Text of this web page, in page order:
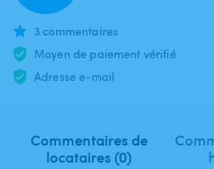
3 commentaires
Moyen de paiement vérifié
Adresse e-mail
Commentaires de
locataires (0)